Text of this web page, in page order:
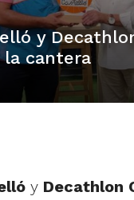
y
cantera
y Decathlon